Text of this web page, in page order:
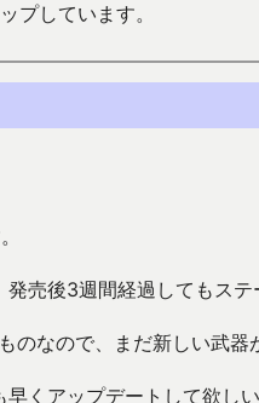
プしています。
売後3週間経過してもステ
なので、まだ新しい武器
くアップデートして欲しい